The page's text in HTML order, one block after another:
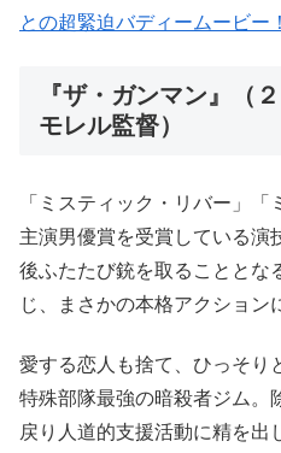
との超緊迫バディームービー！
『ザ・ガンマン』（
モレル監督）
「ミスティック・リバー」
主演男優賞を受賞している演
後ふたたび銃を取ることとな
じ、まさかの本格アクション
愛する恋人も捨て、ひっそり
特殊部隊最強の暗殺者ジム。
戻り人道的支援活動に精を出